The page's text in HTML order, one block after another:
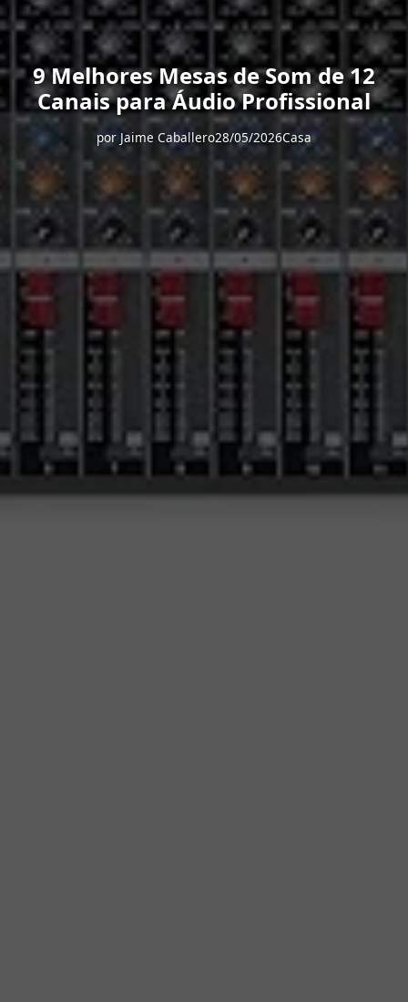
9 Melhores Mesas de Som de 12
Canais para Áudio Profissional
por Jaime Caballero28/05/2026Casa